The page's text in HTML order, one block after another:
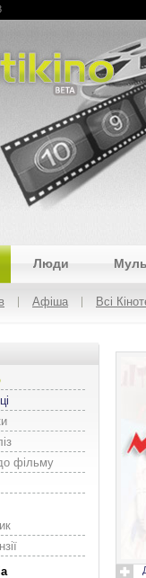
Люди
Афіша Всі
фільму